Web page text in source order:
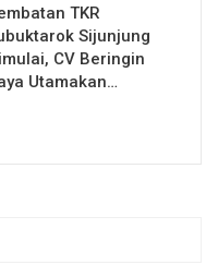
TKR
Sijunjung
CV Beringin
Utamakan…